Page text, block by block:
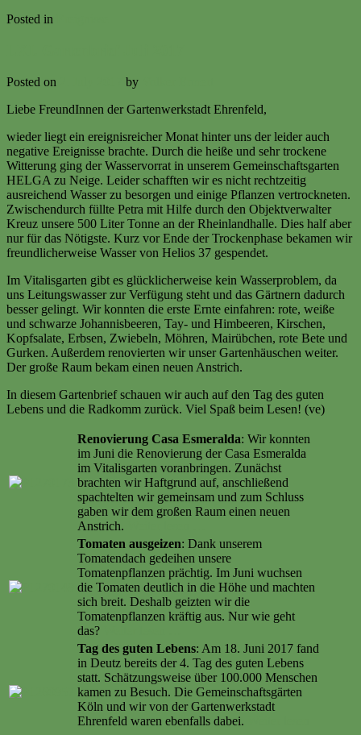
Posted in
Posted on by
Liebe FreundInnen der Gartenwerkstadt Ehrenfeld,
wieder liegt ein ereignisreicher Monat hinter uns der leider auch
negative Ereignisse brachte. Durch die heiße und sehr trockene
Witterung ging der Wasservorrat in unserem Gemeinschaftsgarten
HELGA zu Neige. Leider schafften wir es nicht rechtzeitig
ausreichend Wasser zu besorgen und einige Pflanzen vertrockneten.
Zwischendurch füllte Petra mit Hilfe durch den Objektverwalter
Kreuz unsere 500 Liter Tonne an der Rheinlandhalle. Dies half aber
nur für das Nötigste. Kurz vor Ende der Trockenphase bekamen wir
freundlicherweise Wasser von Helios 37 gespendet.
Im Vitalisgarten gibt es glücklicherweise kein Wasserproblem, da
uns Leitungswasser zur Verfügung steht und das Gärtnern dadurch
besser gelingt. Wir konnten die erste Ernte einfahren: rote, weiße
und schwarze Johannisbeeren, Tay- und Himbeeren, Kirschen,
Kopfsalate, Erbsen, Zwiebeln, Möhren, Mairübchen, rote Bete und
Gurken. Außerdem renovierten wir unser Gartenhäuschen weiter.
Der große Raum bekam einen neuen Anstrich.
In diesem Gartenbrief schauen wir auch auf den Tag des guten
Lebens und die Radkomm zurück. Viel Spaß beim Lesen! (ve)
Renovierung Casa Esmeralda: Wir konnten
im Juni die Renovierung der Casa Esmeralda
im Vitalisgarten voranbringen. Zunächst
brachten wir Haftgrund auf, anschließend
spachtelten wir gemeinsam und zum Schluss
gaben wir dem großen Raum einen neuen
Anstrich.
Tomaten ausgeizen: Dank unserem
Tomatendach gedeihen unsere
Tomatenpflanzen prächtig. Im Juni wuchsen
die Tomaten deutlich in die Höhe und machten
sich breit. Deshalb geizten wir die
Tomatenpflanzen kräftig aus. Nur wie geht
das?
Tag des guten Lebens: Am 18. Juni 2017 fand
in Deutz bereits der 4. Tag des guten Lebens
statt. Schätzungsweise über 100.000 Menschen
kamen zu Besuch. Die Gemeinschaftsgärten
Köln und wir von der Gartenwerkstadt
Ehrenfeld waren ebenfalls dabei.